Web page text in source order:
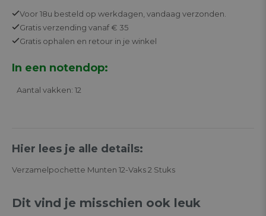
Voor 18u besteld op werkdagen, vandaag verzonden.
Gratisverzending vanaf € 35
Gratis ophalen en retour in je winkel
In een notendop:
Aantal vakken: 12
Hier lees je alle details:
Verzamelpochette Munten 12-Vaks 2 Stuks
Dit vind je misschien ook leuk